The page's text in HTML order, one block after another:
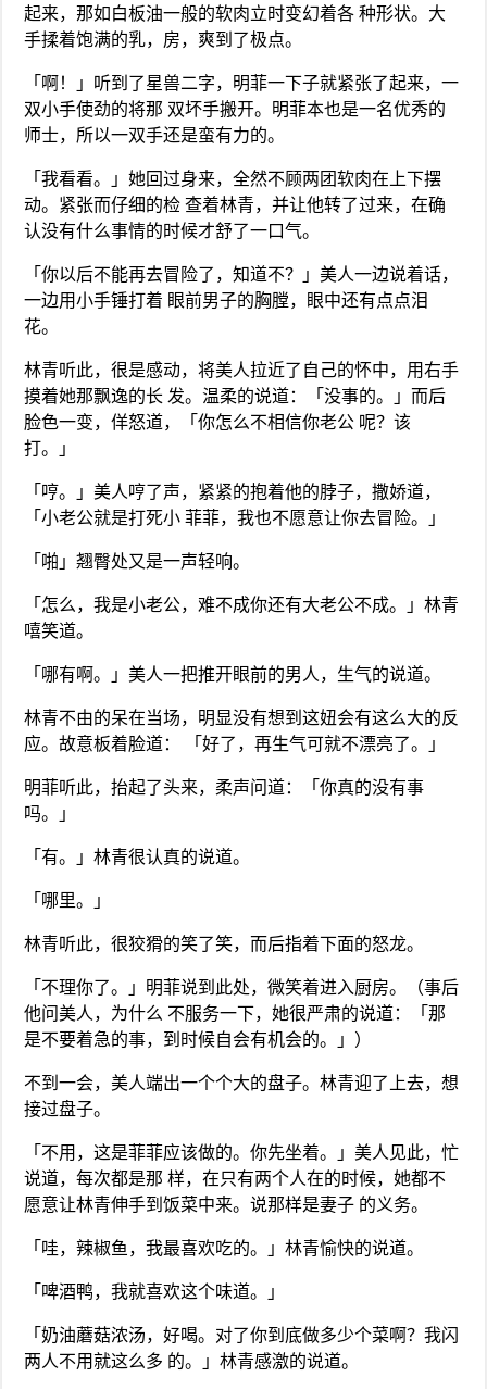
起来，那如白板油一般的软肉立时变幻着各 种形状。大
手揉着饱满的乳，房，爽到了极点。
「啊！」听到了星兽二字，明菲一下子就紧张了起来，一
双小手使劲的将那 双坏手搬开。明菲本也是一名优秀的
师士，所以一双手还是蛮有力的。
「我看看。」她回过身来，全然不顾两团软肉在上下摆
动。紧张而仔细的检 查着林青，并让他转了过来，在确
认没有什么事情的时候才舒了一口气。
「你以后不能再去冒险了，知道不？」美人一边说着话，
一边用小手锤打着 眼前男子的胸膛，眼中还有点点泪
花。
林青听此，很是感动，将美人拉近了自己的怀中，用右手
摸着她那飘逸的长 发。温柔的说道：「没事的。」而后
脸色一变，佯怒道，「你怎么不相信你老公 呢？该
打。」
「哼。」美人哼了声，紧紧的抱着他的脖子，撒娇道，
「小老公就是打死小 菲菲，我也不愿意让你去冒险。」
「啪」翘臀处又是一声轻响。
「怎么，我是小老公，难不成你还有大老公不成。」林青
嘻笑道。
「哪有啊。」美人一把推开眼前的男人，生气的说道。
林青不由的呆在当场，明显没有想到这妞会有这么大的反
应。故意板着脸道： 「好了，再生气可就不漂亮了。」
明菲听此，抬起了头来，柔声问道：「你真的没有事
吗。」
「有。」林青很认真的说道。
「哪里。」
林青听此，很狡猾的笑了笑，而后指着下面的怒龙。
「不理你了。」明菲说到此处，微笑着进入厨房。（事后
他问美人，为什么 不服务一下，她很严肃的说道：「那
是不要着急的事，到时候自会有机会的。」）
不到一会，美人端出一个个大的盘子。林青迎了上去，想
接过盘子。
「不用，这是菲菲应该做的。你先坐着。」美人见此，忙
说道，每次都是那 样，在只有两个人在的时候，她都不
愿意让林青伸手到饭菜中来。说那样是妻子 的义务。
「哇，辣椒鱼，我最喜欢吃的。」林青愉快的说道。
「啤酒鸭，我就喜欢这个味道。」
「奶油蘑菇浓汤，好喝。对了你到底做多少个菜啊？我闪
两人不用就这么多 的。」林青感激的说道。